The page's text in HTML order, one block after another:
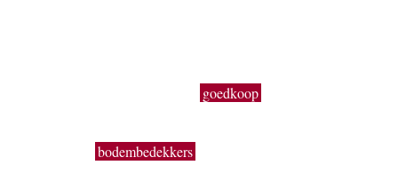
goedkoop
bodembedekkers